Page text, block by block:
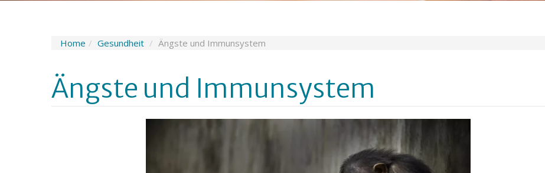
Home Gesundheit Ängste und Immunsystem
Ängste und Immunsystem